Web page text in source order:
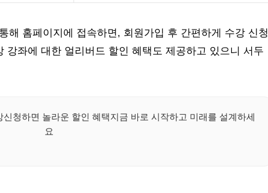
해 홈페이지에 접속하면, 회원가입 후 간편하게 수강 신청
강좌에 대한 얼리버드 할인 혜택도 제공하고 있으니 서두
청하면 놀라운 할인 혜택지금 바로 시작하고 미래를 설계하세
요